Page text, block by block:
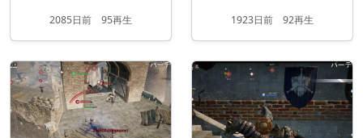
2085日前 95再生 1923日前 92再生